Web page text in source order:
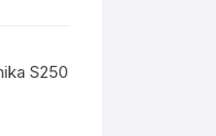
S250